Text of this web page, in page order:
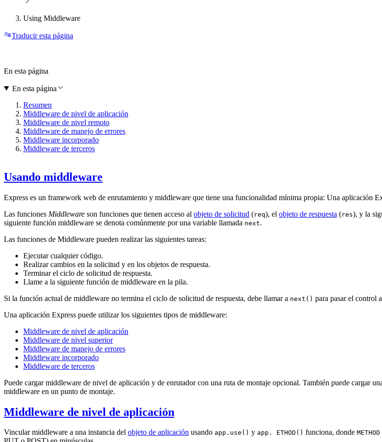
Using Middleware
Traducir esta página
Usando middleware
Express es un framework web de enrutamiento y middleware que tiene una funcionalidad mínima propia: Una aplicación
Las funciones Middleware son funciones que tienen acceso al objeto de solicitud (req), el objeto de respuesta (res), y la
siguiente función middleware se denota comúnmente por una variable llamada next.
Las funciones de Middleware pueden realizar las siguientes tareas:
Ejecutar cualquier código.
Realizar cambios en la solicitud y en los objetos de respuesta.
Terminar el ciclo de solicitud de respuesta.
Llame a la siguiente función de middleware en la pila.
Si la función actual de middleware no termina el ciclo de solicitud de respuesta, debe llamar a next() para pasar el control
Una aplicación Express puede utilizar los siguientes tipos de middleware:
Middleware de nivel de aplicación
Middleware de nivel superior
Middleware de manejo de errores
Middleware incorporado
Middleware de terceros
Puede cargar middleware de nivel de aplicación y de enrutador con una ruta de montaje opcional. También puede cargar
middleware en un punto de montaje.
Middleware de nivel de aplicación
Vincular middleware a una instancia del objeto de aplicación usando app.use() y app. ETHOD() funciona, donde METHOD
En esta página
En esta página
Resumen
Middleware de nivel de aplicación
Middleware de nivel remoto
Middleware de manejo de errores
Middleware incorporado
Middleware de terceros